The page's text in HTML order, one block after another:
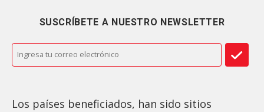
SUSCRÍBETE A NUESTRO NEWSLETTER
Los países beneficiados, han sido sitios